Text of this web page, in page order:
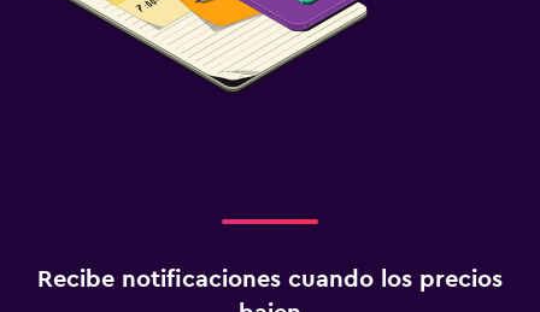
Recibe notificaciones cuando los precios